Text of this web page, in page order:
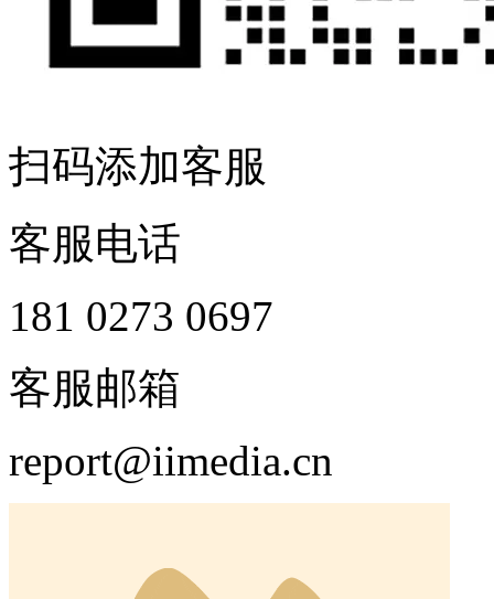
扫码添加客服
客服电话
181 0273 0697
客服邮箱
report@iimedia.cn